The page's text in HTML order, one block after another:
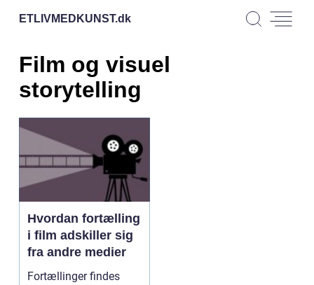
ETLIVMEDKUNST.dk
Film og visuel
storytelling
Hvordan fortælling
i film adskiller sig
fra andre medier
Fortællinger findes